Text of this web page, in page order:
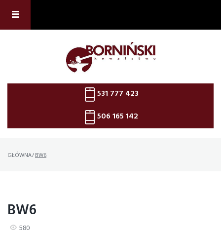
content
531 777 423
506 165 142
GŁÓWNA/ BW6
BW6
580